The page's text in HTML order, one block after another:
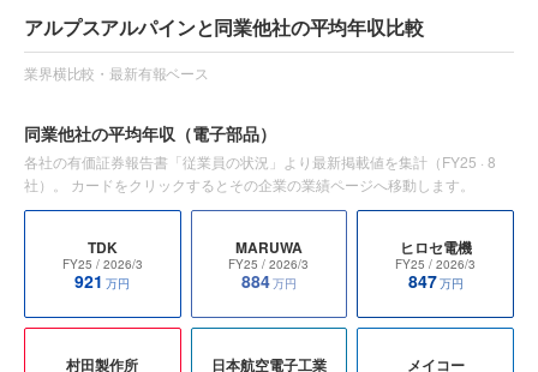
アルプスアルパインと同業他社の平均年収比較
業界横比較・最新有報ベース
同業他社の平均年収 （電子部品）
各社の有価証券報告書「従業員の状況」より最新掲載値を集計（FY25 · 8
社）。 カードをクリックするとその企業の業績ページへ移動します。
TDK
FY25 / 2026/3
921 万円
MARUWA
FY25 / 2026/3
884万円
ヒロセ電機
FY25 / 2026/3
847万円
村田製作所 日本航空電子工業 メイコー